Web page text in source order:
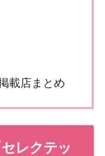
載店まとめ
レクテッ